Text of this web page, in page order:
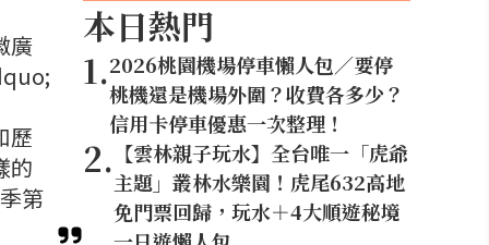
廣
歷
的
第
本日熱門
1.2026桃園機場停車懶人包／要停
桃機還是機場外圍？收費各多少？
信用卡停車優惠一次整理！
2. 【雲林親子玩水】全台唯一「虎爺
主題」叢林水樂園！虎尾632高地
免門票回歸，玩水＋4大順遊秘境